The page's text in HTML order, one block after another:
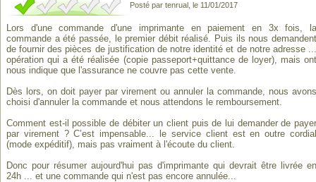
Posté par tenrual, le 11/01/2017
Lors d'une commande d'une imprimante en paiement en 3x fois, la
commande a été passée, le premier débit réalisé. Puis ils nous demandent
de fournir des pièces de justification de notre identité et de notre adresse ...
opération qui a été réalisée (copie passeport+quittance de loyer), mais ont
nous indique que l'assurance ne couvre pas cette vente.
Dès lors, on doit payer par virement ou annuler la commande, nous avons
choisi d'annuler la commande et nous attendons le remboursement.
Comment est-il possible de débiter un client puis de lui demander de payer
par virement ? C’est impensable... le service client est en outre cordial
(mode expéditif), mais pas vraiment à l'écoute du client.
Donc pour résumer aujourd'hui pas d'imprimante qui devrait être livrée en
24h ... et une commande qui n'est pas encore annulée...